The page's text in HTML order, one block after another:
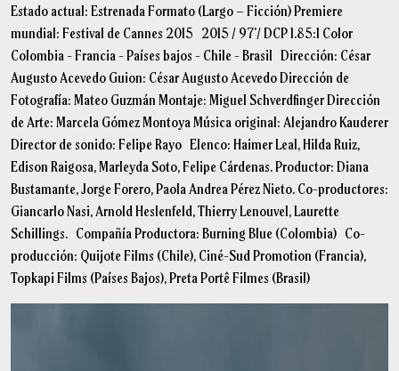
Estado actual: Estrenada Formato (Largo – Ficción) Premiere
mundial: Festival de Cannes 2015 2015 / 97’/ DCP 1.85:1 Color
Colombia - Francia - Países bajos - Chile - Brasil Dirección: César
Augusto Acevedo Guion: César Augusto Acevedo Dirección de
Fotografía: Mateo Guzmán Montaje: Miguel Schverdfinger Dirección
de Arte: Marcela Gómez Montoya Música original: Alejandro Kauderer
Director de sonido: Felipe Rayo Elenco: Haimer Leal, Hilda Ruiz,
Edison Raigosa, Marleyda Soto, Felipe Cárdenas. Productor: Diana
Bustamante, Jorge Forero, Paola Andrea Pérez Nieto. Co-productores:
Giancarlo Nasi, Arnold Heslenfeld, Thierry Lenouvel, Laurette
Schillings. Compañía Productora: Burning Blue (Colombia) Co-
producción: Quijote Films (Chile), Ciné-Sud Promotion (Francia),
Topkapi Films (Países Bajos), Preta Portê Filmes (Brasil)